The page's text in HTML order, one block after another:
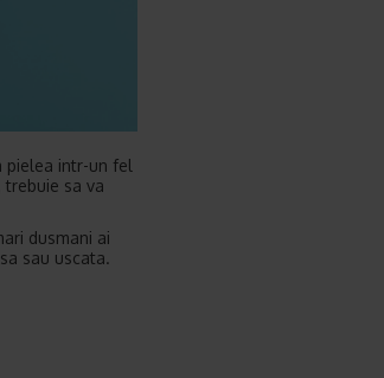
pielea intr-un fel
sa va
dusmani ai
sau uscata.